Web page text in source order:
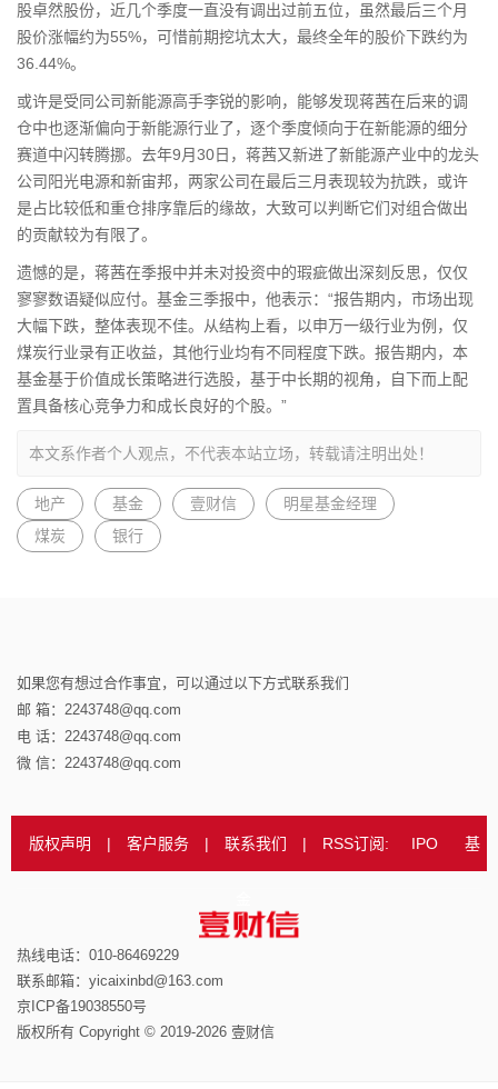
股卓然股份，近几个季度一直没有调出过前五位，虽然最后三个月
股价涨幅约为55%，可惜前期挖坑太大，最终全年的股价下跌约为
36.44%。
或许是受同公司新能源高手李锐的影响，能够发现蒋茜在后来的调
仓中也逐渐偏向于新能源行业了，逐个季度倾向于在新能源的细分
赛道中闪转腾挪。去年9月30日，蒋茜又新进了新能源产业中的龙头
公司阳光电源和新宙邦，两家公司在最后三月表现较为抗跌，或许
是占比较低和重仓排序靠后的缘故，大致可以判断它们对组合做出
的贡献较为有限了。
遗憾的是，蒋茜在季报中并未对投资中的瑕疵做出深刻反思，仅仅
寥寥数语疑似应付。基金三季报中，他表示：“报告期内，市场出现
大幅下跌，整体表现不佳。从结构上看，以申万一级行业为例，仅
煤炭行业录有正收益，其他行业均有不同程度下跌。报告期内，本
基金基于价值成长策略进行选股，基于中长期的视角，自下而上配
置具备核心竞争力和成长良好的个股。”
本文系作者个人观点，不代表本站立场，转载请注明出处！
地产 基金 壹财信
明星基金经理
煤炭
银行
如果您有想过合作事宜，可以通过以下方式联系我们
邮 箱：2243748@qq.com
电 话：2243748@qq.com
微 信：2243748@qq.com
版权声明 | 客户服务 | 联系我们 | RSS订阅: IPO 基
热线电话：010-86469229
联系邮箱：yicaixinbd@163.com
京ICP备19038550号
版权所有 Copyright © 2019-2026 壹财信